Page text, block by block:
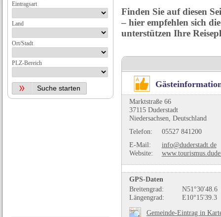
Finden Sie auf diesen
– hier empfehlen sich
unterstützen Ihre
Marktstraße 66
37115 Duderstadt
Niedersachsen, Deutschland
Telefon:
05527 841200
E-Mail:
info@duderstadt.de
Website:
GPS-Daten
Breitengrad:
N51°30'48.6
Längengrad:
E10°15'39.3
Gemeinde-Eintrag in
Eintragsart
Land
Ort/Stadt
PLZ-Bereich